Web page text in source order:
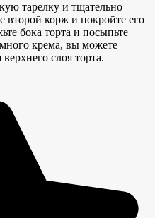
тарелку и тщательно
второй корж и покройте его
бока торта и посыпьте
крема, вы можете
слоя торта.